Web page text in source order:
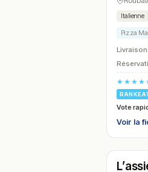
Italienne
Pizza
Vote
Voir la
N° 18
Ouvert